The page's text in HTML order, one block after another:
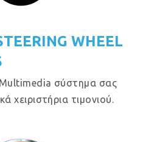
WHEEL
σύστημα σας
χειριστήρια τιμονιού.